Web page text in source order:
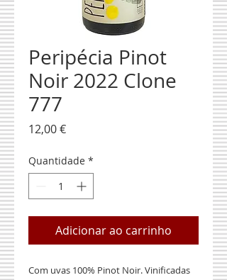
Peripécia Pinot
Noir 2022 Clone
777
12,00 €Preço
Quantidade *
Adicionar ao carrinho
Com uvas 100% Pinot Noir. Vinificadas